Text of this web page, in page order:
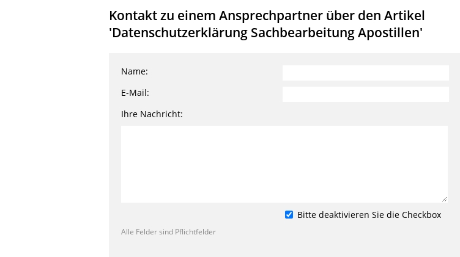
Kontakt zu einem Ansprechpartner über den Artikel
'Datenschutzerklärung Sachbearbeitung Apostillen'
Name:
E-Mail:
Ihre Nachricht:
Bitte deaktivieren Sie die Checkbox
Alle Felder sind Pflichtfelder